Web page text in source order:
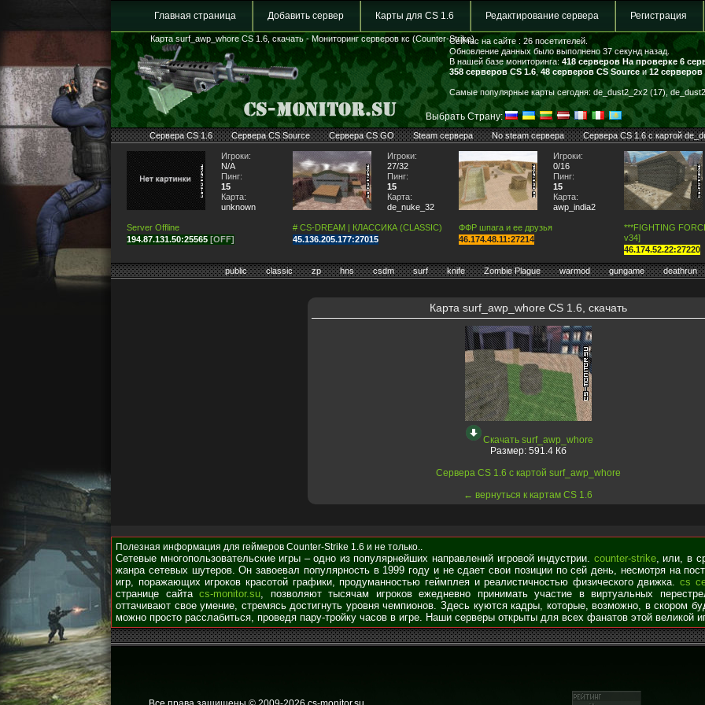
Главная страница Добавить сервер Карты для CS 1.6 Редактирование сервера Регистрация
Карта surf_awp_whore CS 1.6, скачать - Мониторинг серверов кс (Counter-Strike)
Выбрать Страну:
Сейчас на сайте : 26 посетителей.
Обновление данных было выполнено 37 секунд назад.
В нашей базе мониторинга: 418 серверов На проверке 6
358 серверов CS 1.6,48 серверов CS Sourceи12 серверов
Самые популярные карты сегодня: de_dust2_2x2 (17), de_dust2
Сервера CS 1.6 Сервера CS Source Сервера CS GO Steam сервера No steam сервера Сервера CS 1.6 с картой
Игроки:
N/A
Пинг:
15
Карта:
unknown
Server Offline
194.87.131.50:25565 [OFF]
Игроки:
27/32
Пинг:
15
Карта:
de_nuke_32
# CS-DREAM | КЛАССИКА (CLASSIC)
45.136.205.177:27015
Игроки:
0/16
Пинг:
15
Карта:
awp_india2
ФФР шпага и ее друзья
46.174.48.11:27214
***FIGHTING
v34]
46.174.52.22:27220
public classic zp hns csdm surf knife Zombie Plague warmod gungame deathrun
Карта surf_awp_whore CS 1.6, скачать
Скачать surf_awp_whore
Размер: 591.4 Кб
Сервера CS 1.6 с картой surf_awp_whore
← вернуться к картам CS 1.6
Полезная информация для геймеров Counter-Strike 1.6 и не только..
Сетевые многопользовательские игры – одно из популярнейших направлений игровой индустрии. counter-strike, или, в
жанра сетевых шутеров. Он завоевал популярность в 1999 году и не сдает свои позиции по сей день, несмотря на
игр, поражающих игроков красотой графики, продуманностью геймплея и реалистичностью физического движка.cs
странице сайта cs-monitor.su, позволяют тысячам игроков ежедневно принимать участие в виртуальных
оттачивают свое умение, стремясь достигнуть уровня чемпионов. Здесь куются кадры, которые, возможно, в скором
можно просто расслабиться, проведя пару-тройку часов в игре. Наши серверы открыты для всех фанатов этой великой